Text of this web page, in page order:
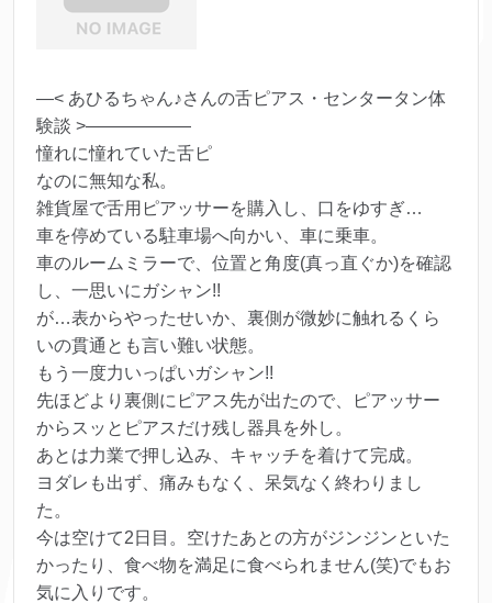
—< あひるちゃん♪さんの舌ピアス・センタータン体
験談 >——————
憧れに憧れていた舌ピ
なのに無知な私。
雑貨屋で舌用ピアッサーを購入し、口をゆすぎ…
車を停めている駐車場へ向かい、車に乗車。
車のルームミラーで、位置と角度(真っ直ぐか)を確認
し、一思いにガシャン!!
が…表からやったせいか、裏側が微妙に触れるくら
いの貫通とも言い難い状態。
もう一度力いっぱいガシャン!!
先ほどより裏側にピアス先が出たので、ピアッサー
からスッとピアスだけ残し器具を外し。
あとは力業で押し込み、キャッチを着けて完成。
ヨダレも出ず、痛みもなく、呆気なく終わりまし
た。
今は空けて2日目。空けたあとの方がジンジンといた
かったり、食べ物を満足に食べられません(笑)でもお
気に入りです。